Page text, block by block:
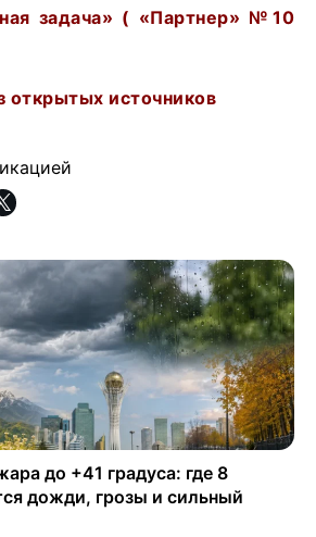
задача» ( «Партнер» №10
открытых источников
до +41 градуса: где 8
дожди, грозы и сильный